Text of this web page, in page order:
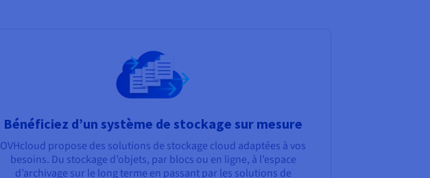
Bénéficiez d’un système de stockage sur mesure
OVHcloud propose des solutions de stockage cloud adaptées à vos
besoins. Du stockage d’objets, par blocs ou en ligne, à l’espace
d’archivage sur le long terme en passant par les solutions de